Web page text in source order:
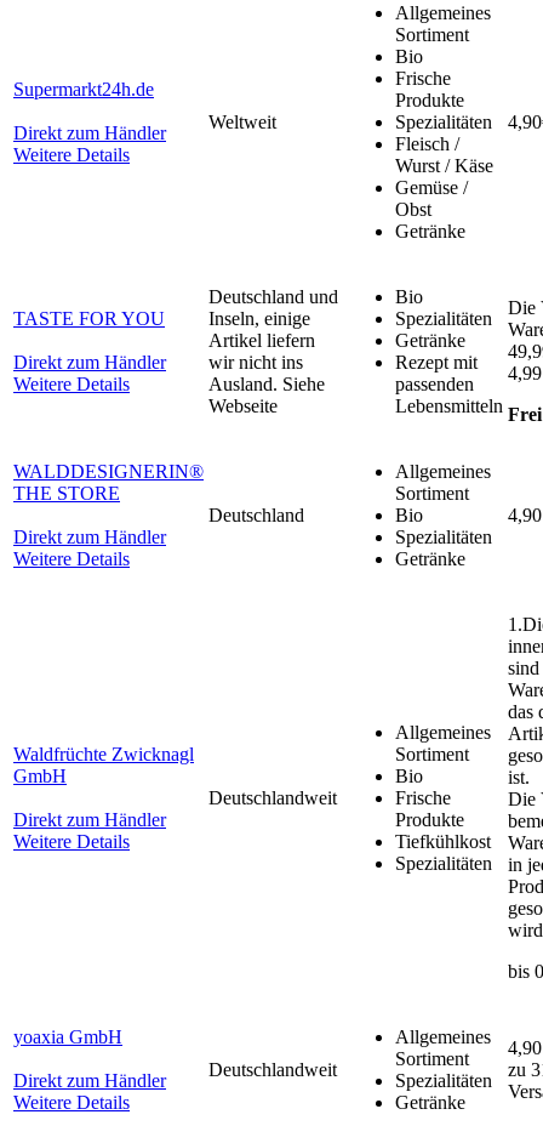
Supermarkt24h.de
Direkt zum Händler
Weitere Details
Weltweit
Allgemeines
Sortiment
Bio
Frische
Produkte
Spezialitäten
Fleisch /
Wurst / Käse
Gemüse /
Obst
Getränke
TASTE FOR YOU
Direkt zum Händler
Weitere Details
Deutschland und
Inseln, einige
Artikel liefern
wir nicht ins
Ausland. Siehe
Webseite
Bio
Spezialitäten
Getränke
Rezept mit
passenden
Lebensmitteln
Die
WALDDESIGNERIN®
THE STORE
Direkt zum Händler
Weitere Details
Deutschland
Allgemeines
Sortiment
Bio
Spezialitäten
Getränke
4,90
Waldfrüchte Zwicknagl
GmbH
Direkt zum Händler
Weitere Details
Deutschlandweit
Allgemeines
Sortiment
Bio
Frische
Produkte
Tiefkühlkost
Spezialitäten
das
ist.
Die
in
bis
yoaxia GmbH
Direkt zum Händler
Weitere Details
Deutschlandweit
Allgemeines
Sortiment
Spezialitäten
Getränke
zu